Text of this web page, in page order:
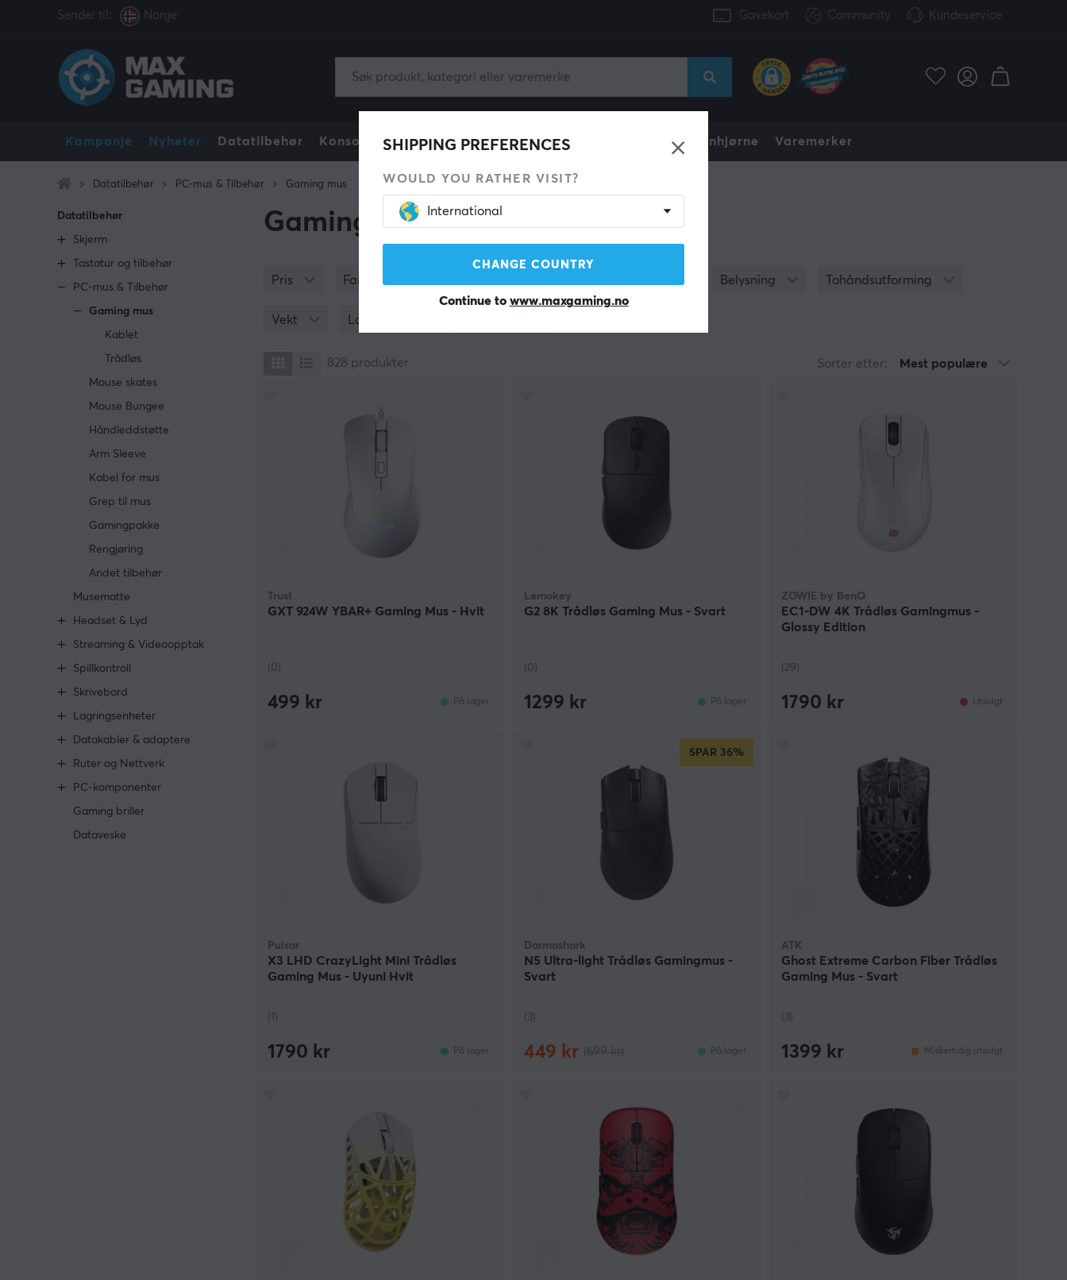
Sender til: Norge Gavekort Community Kundeservice
Kampanje Nyheter Datatilbehør Konsoll Gamingstol Mobiltilbehør Funnhjørne Varemerker
SHIPPING PREFERENCES
WOULD YOU RATHER VISIT?
International
CHANGE COUNTRY
Continue to www.maxgaming.no
Datatilbehør PC-mus & Tilbehør Gaming mus
Datatilbehør
Skjerm
Tastatur og tilbehør
PC-mus & Tilbehør
Gaming mus
Kablet
Trådløs
Mouse skates
Mouse Bungee
Håndleddstøtte
Arm Sleeve
Kabel for mus
Grep til mus
Gamingpakke
Rengjøring
Andet tilbehør
Musematte
Headset & Lyd
Streaming & Videoopptak
Spillkontroll
Skrivebord
Lagringsenheter
Datakabler & adaptere
Ruter og Nettverk
PC-komponenter
Gaming briller
Dataveske
Gaming mus
Pris Farge Belysning Tohåndsutforming
Vekt Lagerstatus
828 produkter Sorter etter: Mest populære
Trust
GXT 924W YBAR+ Gaming Mus - Hvit
(0)
499 kr På lager
Lemokey
G2 8K Trådløs Gaming Mus - Svart
(0)
1299 kr På lager
ZOWIE by BenQ
EC1-DW 4K Trådløs Gamingmus -
Glossy Edition
(29)
1790 kr Utsolgt
Pulsar
X3 LHD CrazyLight Mini Trådløs
Gaming Mus - Uyuni Hvit
(1)
1790 kr På lager
SPAR 36%
Darmoshark
N5 Ultra-light Trådløs Gamingmus -
Svart
(3)
449 kr På lager
ATK
Ghost Extreme Carbon Fiber Trådløs
Gaming Mus - Svart
(3)
1399 kr Midlertidig utsolgt